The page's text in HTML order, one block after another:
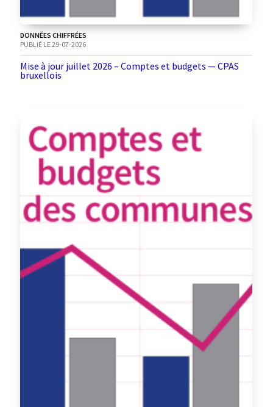
DONNÉES CHIFFRÉES
PUBLIÉ LE 29-07-2026
Mise à jour juillet 2026 – Comptes et budgets — CPAS
bruxellois